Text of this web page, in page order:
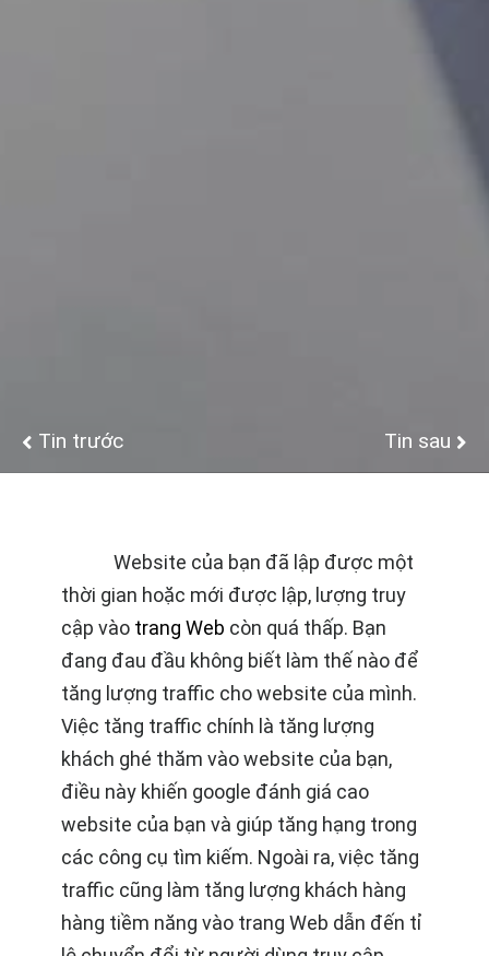
Tin trước Tin sau
Website của bạn đã lập được một
thời gian hoặc mới được lập, lượng truy
cập vào trang Web còn quá thấp. Bạn
đang đau đầu không biết làm thế nào để
tăng lượng traffic cho website của mình.
Việc tăng traffic chính là tăng lượng
khách ghé thăm vào website của bạn,
điều này khiến google đánh giá cao
website của bạn và giúp tăng hạng trong
các công cụ tìm kiếm. Ngoài ra, việc tăng
traffic cũng làm tăng lượng khách hàng
hàng tiềm năng vào trang Web dẫn đến tỉ